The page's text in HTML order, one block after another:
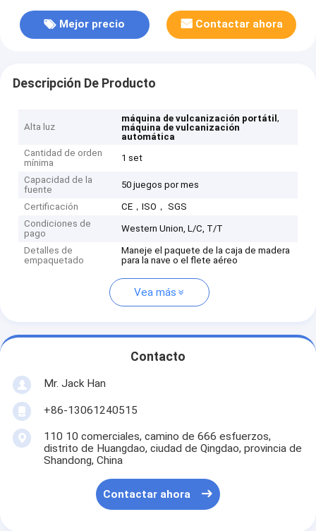
Mejor precio Contactar ahora
Descripción De Producto
Alta luz
máquina de vulcanización portátil,
máquina de vulcanización
automática
Cantidad de orden
mínima
1 set
Capacidad de la
fuente
50 juegos por mes
Certificación
CE，ISO， SGS
Condiciones de
pago
Western Union, L/C, T/T
Detalles de
empaquetado
Maneje el paquete de la caja de madera
para la nave o el flete aéreo
Vea más
Contacto
Mr. Jack Han
+86-13061240515
110 10 comerciales, camino de 666 esfuerzos,
distrito de Huangdao, ciudad de Qingdao, provincia de
Shandong, China
Contactar ahora